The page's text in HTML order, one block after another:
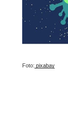
Foto: pixabay